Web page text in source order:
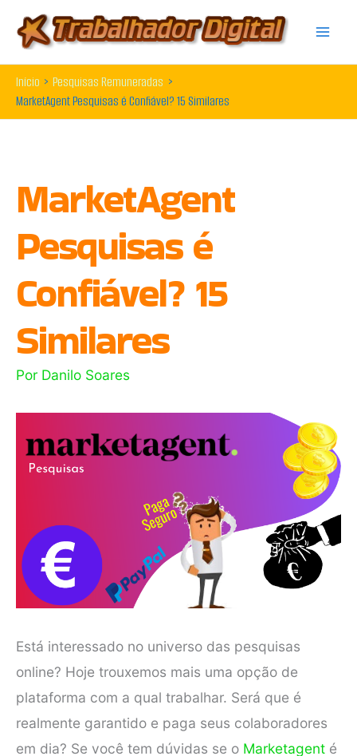
para
o
conteúdo
Início
Pesquisas Remuneradas
MarketAgent Pesquisas é Confiável? 15 Similares
MarketAgent
Pesquisas é
Confiável? 15
Similares
Por Danilo Soares
Está interessado no universo das pesquisas
online? Hoje trouxemos mais uma opção de
plataforma com a qual trabalhar. Será que é
realmente garantido e paga seus colaboradores
em dia? Se você tem dúvidas se o Marketagent é